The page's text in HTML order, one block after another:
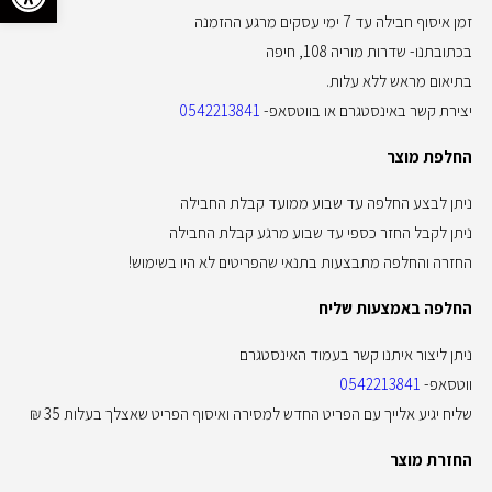
זמן איסוף חבילה עד 7 ימי עסקים מרגע ההזמנה
בכתובתנו- שדרות מוריה 108, חיפה
בתיאום מראש ללא עלות.
יצירת קשר באינסטגרם או בווטסאפ- 0542213841
החלפת מוצר
ניתן לבצע החלפה עד שבוע ממועד קבלת החבילה
ניתן לקבל החזר כספי עד שבוע מרגע קבלת החבילה
החזרה והחלפה מתבצעות בתנאי שהפריטים לא היו בשימוש!
החלפה באמצעות שליח
ניתן ליצור איתנו קשר בעמוד האינסטגרם
ווטסאפ- 0542213841
שליח יגיע אלייך עם הפריט החדש למסירה ואיסוף הפריט שאצלך בעלות 35 ₪
החזרת מוצר